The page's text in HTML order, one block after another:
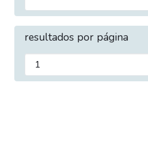
resultados por página